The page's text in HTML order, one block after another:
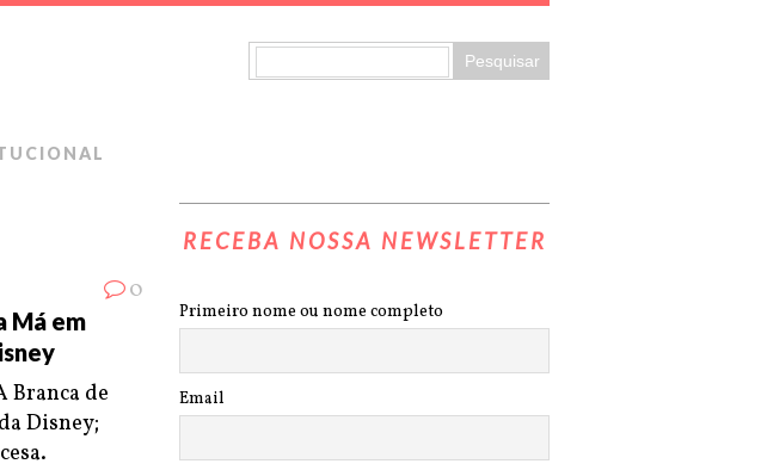
0
Má em
Branca de
Disney;
RECEBA NOSSA NEWSLETTER
Primeiro nome ou nome completo
Email